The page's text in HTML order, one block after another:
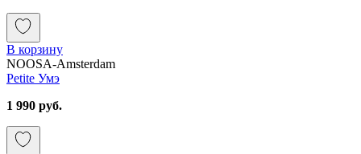
В корзину
NOOSA-Amsterdam
Petite Умэ
1 990 руб.